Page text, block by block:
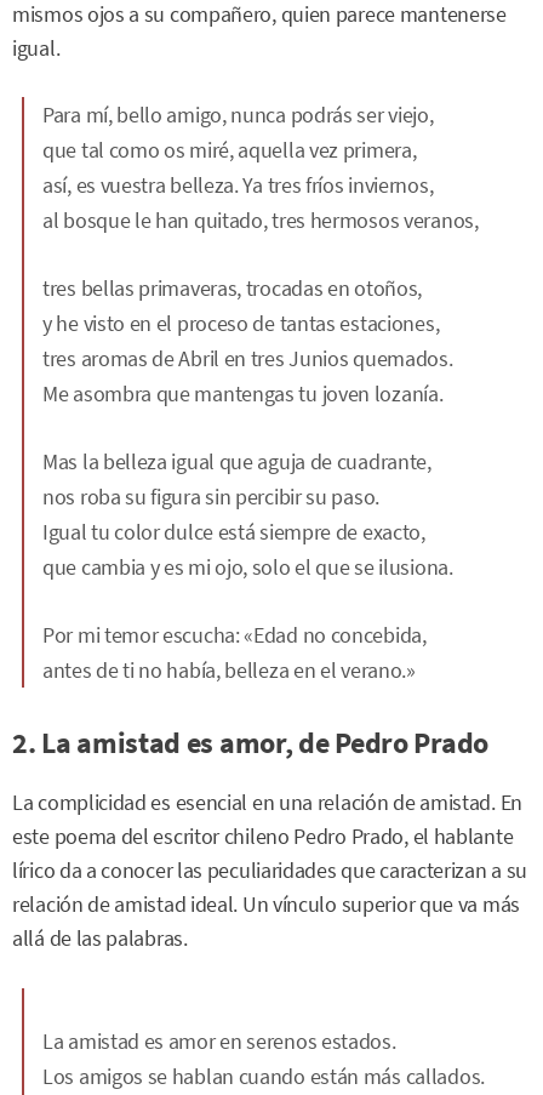
mismos ojos a su compañero, quien parece mantenerse
igual.
Para mí, bello amigo, nunca podrás ser viejo,
que tal como os miré, aquella vez primera,
así, es vuestra belleza. Ya tres fríos inviernos,
al bosque le han quitado, tres hermosos veranos,
tres bellas primaveras, trocadas en otoños,
y he visto en el proceso de tantas estaciones,
tres aromas de Abril en tres Junios quemados.
Me asombra que mantengas tu joven lozanía.
Mas la belleza igual que aguja de cuadrante,
nos roba su figura sin percibir su paso.
Igual tu color dulce está siempre de exacto,
que cambia y es mi ojo, solo el que se ilusiona.
Por mi temor escucha: «Edad no concebida,
antes de ti no había, belleza en el verano.»
2. La amistad es amor, de Pedro Prado
La complicidad es esencial en una relación de amistad. En
este poema del escritor chileno Pedro Prado, el hablante
lírico da a conocer las peculiaridades que caracterizan a su
relación de amistad ideal. Un vínculo superior que va más
allá de las palabras.
La amistad es amor en serenos estados.
Los amigos se hablan cuando están más callados.